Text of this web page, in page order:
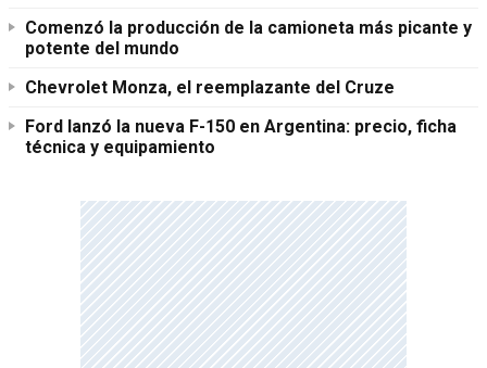
Comenzó la producción de la camioneta más picante y
potente del mundo
Chevrolet Monza, el reemplazante del Cruze
Ford lanzó la nueva F-150 en Argentina: precio, ficha
técnica y equipamiento